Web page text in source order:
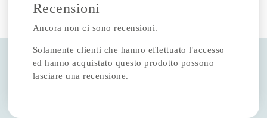
Recensioni
Ancora non ci sono recensioni.
Solamente clienti che hanno effettuato l'accesso
ed hanno acquistato questo prodotto possono
lasciare una recensione.